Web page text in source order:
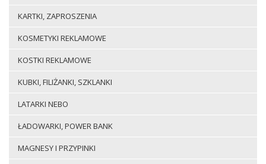
KARTKI, ZAPROSZENIA
KOSMETYKI REKLAMOWE
KOSTKI REKLAMOWE
KUBKI, FILIŻANKI, SZKLANKI
LATARKI NEBO
ŁADOWARKI, POWER BANK
MAGNESY I PRZYPINKI